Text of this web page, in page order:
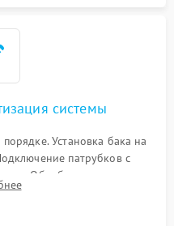
системы
Установка бака на
патрубков с
Обработка стыков
возможных протечек воды.